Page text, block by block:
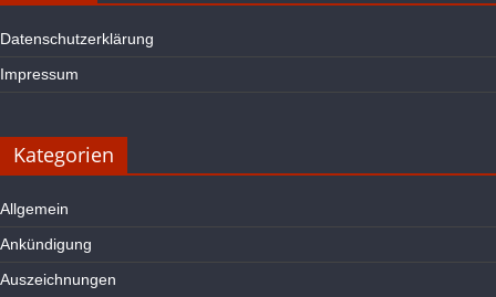
Datenschutzerklärung
Impressum
Kategorien
Allgemein
Ankündigung
Auszeichnungen